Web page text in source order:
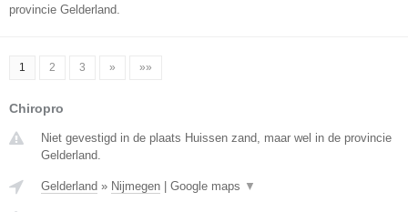
provincie Gelderland.
1 2 3 » »»
Chiropro
Niet gevestigd in de plaats Huissen zand, maar wel in de provincie
Gelderland.
Gelderland » Nijmegen Google maps ▼